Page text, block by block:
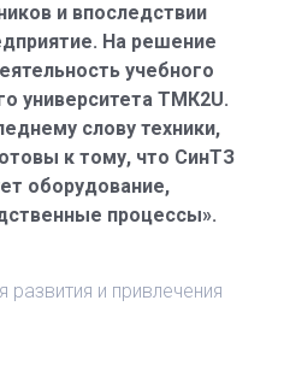
и впоследствии
На решение
учебного
университета ТМК2U.
слову техники,
к тому, что СинТЗ
оборудование,
процессы».
развития и привлечения